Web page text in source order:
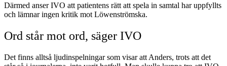
Därmed anser IVO att patientens rätt att spela in samtal har uppfyllts
och lämnar ingen kritik mot Löwenströmska.
Ord står mot ord, säger IVO
Det finns alltså ljudinspelningar som visar att Anders, trots att det